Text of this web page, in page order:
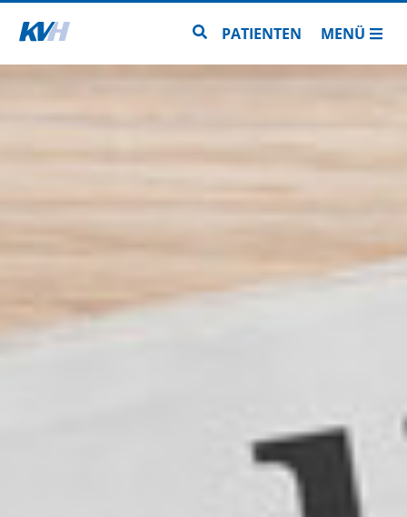
Zur Startseite Zur Seitensuche
PATIENTEN MENÜ